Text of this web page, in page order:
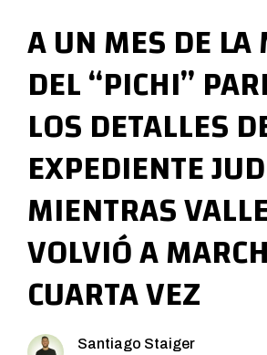
M
e
c
h
a
PERIODISMO DIGITAL
A UN MES DE LA
DEL “PICHI”
LOS DETALLES
EXPEDIENTE
MIENTRAS
VOLVIÓ A
CUARTA VEZ
Santiago Staiger